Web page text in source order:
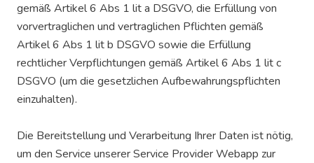
gemäß Artikel 6 Abs 1 lit a DSGVO, die Erfüllung von
vorvertraglichen und vertraglichen Pflichten gemäß
Artikel 6 Abs 1 lit b DSGVO sowie die Erfüllung
rechtlicher Verpflichtungen gemäß Artikel 6 Abs 1 lit c
DSGVO (um die gesetzlichen Aufbewahrungspflichten
einzuhalten).
Die Bereitstellung und Verarbeitung Ihrer Daten ist nötig,
um den Service unserer Service Provider Webapp zur